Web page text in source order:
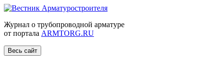
Журнал о трубопроводной арматуре
от портала ARMTORG.RU
Весь сайт